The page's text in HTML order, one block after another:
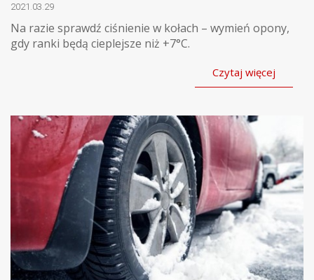
2021.03.29
Na razie sprawdź ciśnienie w kołach – wymień opony,
gdy ranki będą cieplejsze niż +7°C.
Czytaj więcej